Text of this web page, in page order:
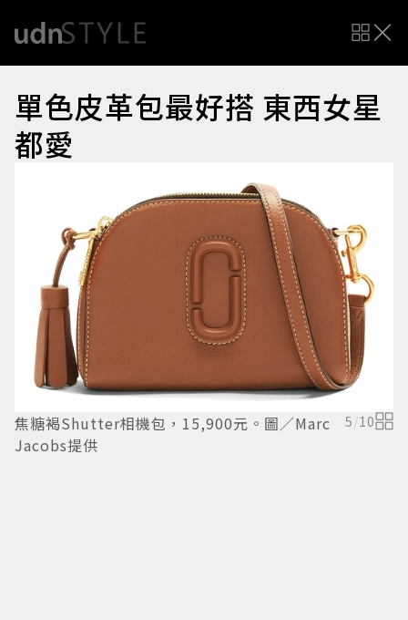
單色皮革包最好搭 東西女星
都愛
焦糖褐Shutter相機包，15,900元。圖／Marc
Jacobs提供
5 /10